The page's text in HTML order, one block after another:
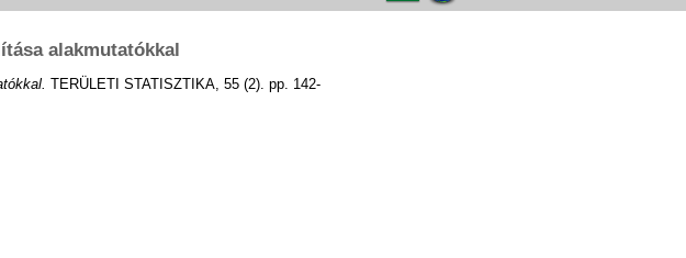
alakmutatókkal
TERÜLETI STATISZTIKA, 55 (2). pp. 142-